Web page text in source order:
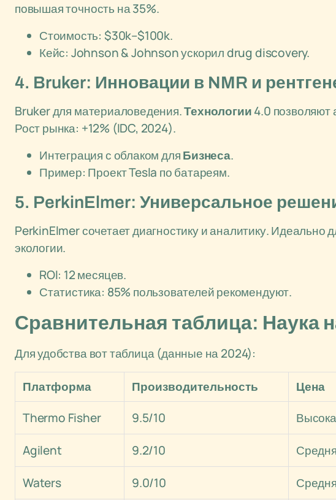
повышая точность на 35%.
Стоимость: $30k–$100k.
Кейс: Johnson & Johnson ускорил drug discovery.
4. Bruker: Инновации в NMR и
Bruker для материаловедения.Технологии4.0 позволяют
Рост рынка: +12% (IDC, 2024).
Интеграция с облаком дляБизнеса.
Пример: Проект Tesla по батареям.
5. PerkinElmer: Универсальное
PerkinElmer сочетает диагностику и аналитику. Идеально
экологии.
ROI: 12 месяцев.
Статистика: 85% пользователей рекомендуют.
Сравнительная таблица: Наука
Для удобства вот таблица (данные на 2024):
Платформа Производительность Цена
Thermo Fisher 9.5/10
Agilent 9.2/10
Waters 9.0/10